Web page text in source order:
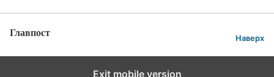
Главпост Наверх
Exit mobile version